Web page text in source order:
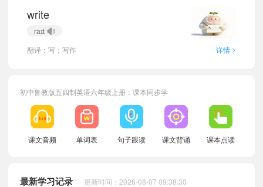
write
raɪt
翻译：写；写作
详情 >
初中鲁教版五四制英语六年级上册：课本同步学
课文音频 单词表 句子跟读 课文背诵 课本点读
最新学习记录 更新时间：2026-08-07 09:38:30
小宝622105 正在学习
鲁教版五四制八年级下册Unit 5 Fun Clubs单词
小宝375489
正在学习